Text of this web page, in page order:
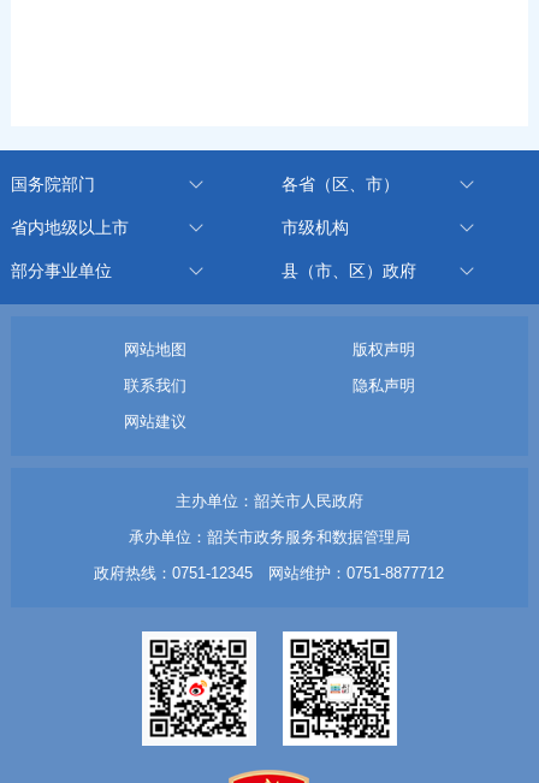
国务院部门 各省（区、市）
省内地级以上市 市级机构
部分事业单位 县（市、区）政府
网站地图
版权声明
联系我们
隐私声明
网站建议
主办单位：韶关市人民政府
承办单位：韶关市政务服务和数据管理局
政府热线：0751-12345 网站维护：0751-8877712